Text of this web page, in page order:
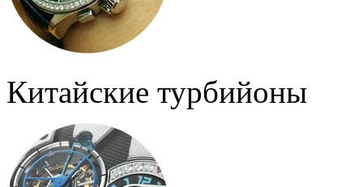
Китайские турбийоны